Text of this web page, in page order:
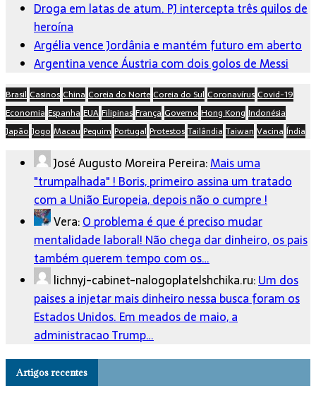
Droga em latas de atum. PJ intercepta três quilos de
heroína
Argélia vence Jordânia e mantém futuro em aberto
Argentina vence Áustria com dois golos de Messi
Brasil Casinos China Coreia do Norte Coreia do Sul Coronavírus Covid-19
Economia Espanha EUA Filipinas França Governo Hong Kong Indonésia
Japão Jogo Macau Pequim Portugal Protestos Tailândia Taiwan Vacina Índia
José Augusto Moreira Pereira:Mais uma
"trumpalhada" ! Boris, primeiro assina um tratado
com a União Europeia, depois não o cumpre !
Vera:O problema é que é preciso mudar
mentalidade laboral! Não chega dar dinheiro, os pais
também querem tempo com os…
lichnyj-cabinet-nalogoplatelshchika.ru:Um dos
paises a injetar mais dinheiro nessa busca foram os
Estados Unidos. Em meados de maio, a
administracao Trump…
Artigos recentes